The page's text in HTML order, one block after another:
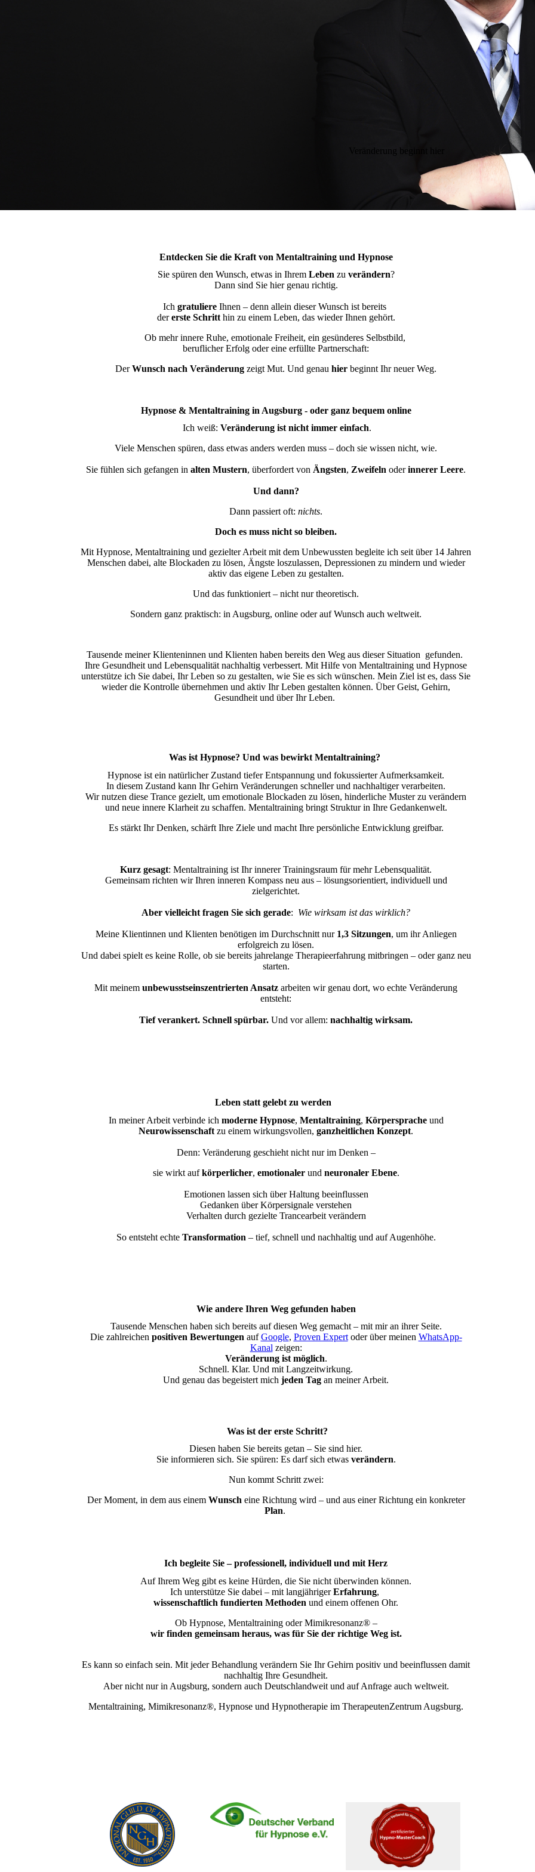
Veränderung beginnt hier
Entdecken Sie die Kraft von Mentaltraining und Hypnose
Sie spüren den Wunsch, etwas in Ihrem Leben zu verändern?
Dann sind Sie hier genau richtig.
Ich gratuliere Ihnen – denn allein dieser Wunsch ist bereits
dererste Schritthin zu einem Leben, das wieder Ihnen gehört.
Ob mehr innere Ruhe, emotionale Freiheit, ein gesünderes Selbstbild,
beruflicher Erfolg oder eine erfüllte Partnerschaft:
DerWunsch nach Veränderung zeigt Mut. Und genau hier beginnt Ihr neuer Weg.
Hypnose & Mentaltraining in Augsburg - oder ganz bequem online
Ich weiß: Veränderung ist nicht immer einfach.
Viele Menschen spüren, dass etwas anders werden muss – doch sie wissen nicht, wie.
Sie fühlen sich gefangen in alten Mustern, überfordert von Ängsten, Zweifeln oderinnerer Leere.
Und dann?
Dann passiert oft: nichts.
Doch es muss nicht so bleiben.
Mit Hypnose, Mentaltraining und gezielter Arbeit mit dem Unbewussten begleite ich seit über 14 Jahren
Menschen dabei, alte Blockaden zu lösen, Ängste loszulassen, Depressionen zu mindern und wieder
aktiv das eigene Leben zu gestalten.
Und das funktioniert – nicht nur theoretisch.
Sondern ganz praktisch: in Augsburg, online oder auf Wunsch auch weltweit.
Tausende meiner Klienteninnen und Klienten haben bereits den Weg aus dieser Situation gefunden.
Ihre Gesundheit und Lebensqualität nachhaltig verbessert. Mit Hilfe von Mentaltraining und Hypnose
unterstütze ich Sie dabei, Ihr Leben so zu gestalten, wie Sie es sich wünschen. Mein Ziel ist es, dass Sie
wieder die Kontrolle übernehmen und aktiv Ihr Leben gestalten können. Über Geist, Gehirn,
Gesundheit und über Ihr Leben.
Was ist Hypnose? Und was bewirkt Mentaltraining?
Hypnose ist ein natürlicher Zustand tiefer Entspannung und fokussierter Aufmerksamkeit.
In diesem Zustand kann Ihr Gehirn Veränderungen schneller und nachhaltiger verarbeiten.
Wir nutzen diese Trance gezielt, um emotionale Blockaden zu lösen, hinderliche Muster zu verändern
und neue innere Klarheit zu schaffen. Mentaltraining bringt Struktur in Ihre Gedankenwelt.
Es stärkt Ihr Denken, schärft Ihre Ziele und macht Ihre persönliche Entwicklung greifbar.
Kurz gesagt: Mentaltraining ist Ihr innerer Trainingsraum für mehr Lebensqualität.
Gemeinsam richten wir Ihren inneren Kompass neu aus – lösungsorientiert, individuell und
zielgerichtet.
Aber vielleicht fragen Sie sich gerade: Wie wirksam ist das wirklich?
Meine Klientinnen und Klienten benötigen im Durchschnitt nur 1,3 Sitzungen, um ihr Anliegen
erfolgreich zu lösen.
Und dabei spielt es keine Rolle, ob sie bereits jahrelange Therapieerfahrung mitbringen – oder ganz neu
starten.
Mit meinem unbewusstseinszentrierten Ansatz arbeiten wir genau dort, wo echte Veränderung
entsteht:
Tief verankert. Schnell spürbar. Und vor allem: nachhaltig wirksam.
Leben statt gelebt zu werden
In meiner Arbeit verbinde ich moderne Hypnose, Mentaltraining, Körperspracheund
Neurowissenschaft zu einem wirkungsvollen, ganzheitlichen Konzept.
Denn: Veränderung geschieht nicht nur im Denken –
sie wirkt aufkörperlicher, emotionalerund neuronaler Ebene.
Emotionen lassen sich über Haltung beeinflussen
Gedanken über Körpersignale verstehen
Verhalten durch gezielte Trancearbeit verändern
So entsteht echte Transformation – tief, schnell und nachhaltig und auf Augenhöhe.
Wie andere Ihren Weg gefunden haben
Tausende Menschen haben sich bereits auf diesen Weg gemacht – mit mir an ihrer Seite.
Die zahlreichen positiven Bewertungen aufGoogle, Proven Expertoder über meinen WhatsApp-
Kanal zeigen:
Veränderung ist möglich.
Schnell. Klar. Und mit Langzeitwirkung.
Und genau das begeistert mich jeden Tag an meiner Arbeit.
Was ist der erste Schritt?
Diesen haben Sie bereits getan – Sie sind hier.
Sie informieren sich. Sie spüren: Es darf sich etwas verändern.
Nun kommt Schritt zwei:
Der Moment, in dem aus einem Wunsch eine Richtung wird – und aus einer Richtung ein konkreter
Plan.
Ich begleite Sie – professionell, individuell und mit Herz
Auf Ihrem Weg gibt es keine Hürden, die Sie nicht überwinden können.
Ich unterstütze Sie dabei – mit langjährigerErfahrung,
wissenschaftlich fundierten Methoden und einem offenen Ohr.
Ob Hypnose, Mentaltraining oder Mimikresonanz® –
wir finden gemeinsam heraus, was für Sie der richtige Weg ist.
Es kann so einfach sein. Mit jeder Behandlung verändern Sie Ihr Gehirn positiv und beeinflussen damit
nachhaltig Ihre Gesundheit.
Aber nicht nur in Augsburg, sondern auch Deutschlandweit und auf Anfrage auch weltweit.
Mentaltraining, Mimikresonanz®, Hypnose und Hypnotherapie im TherapeutenZentrum Augsburg.